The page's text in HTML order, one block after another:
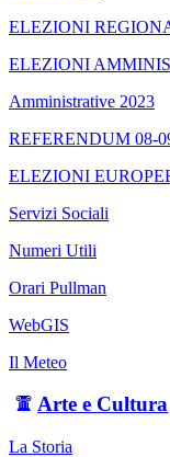
ELEZIONI
ELEZIONI
Amministrative 2023
REFERENDUM 08-
ELEZIONI
Servizi Sociali
Numeri Utili
Orari Pullman
WebGIS
Il Meteo
Arte e Cultura
La Storia